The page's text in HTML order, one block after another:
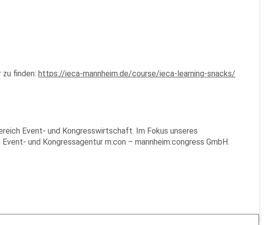
finden: https://ieca-mannheim.de/course/ieca-learning-snacks/
Event- und Kongresswirtschaft. Im Fokus unseres
und Kongressagentur m:con – mannheim:congress GmbH.